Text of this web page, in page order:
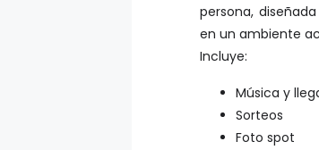
persona,
en un ambiente
Incluye:
Música y
Sorteos
Foto spot